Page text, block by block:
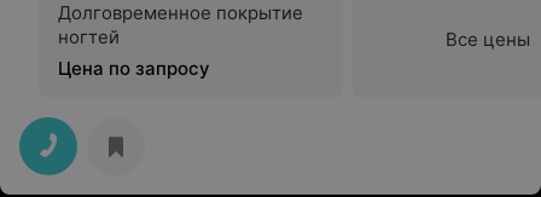
Долговременное покрытие
ногтей
Цена по запросу
Все цены